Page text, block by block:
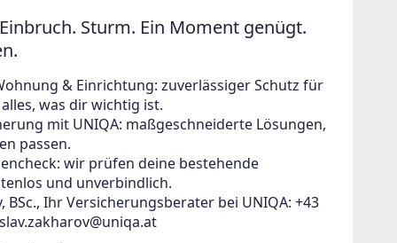
Sturm. Ein Moment genügt.
& Einrichtung: zuverlässiger Schutz für
was dir wichtig ist.
mit UNIQA: maßgeschneiderte Lösungen,
passen.
wir prüfen deine bestehende
und unverbindlich.
BSc., Ihr Versicherungsberater bei UNIQA: +43